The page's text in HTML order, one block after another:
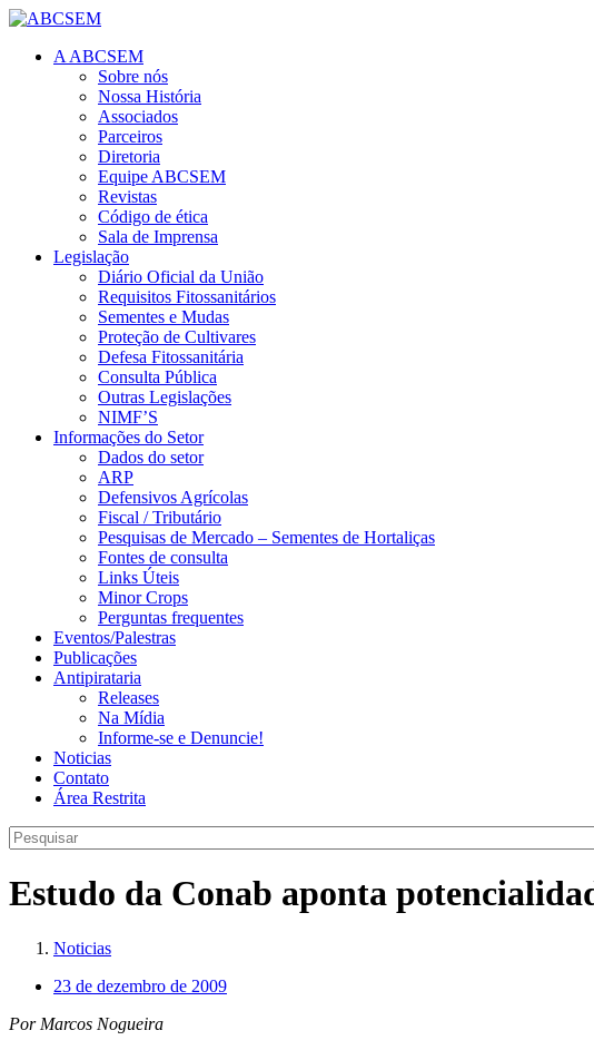
A ABCSEM
Sobre nós
Nossa História
Associados
Parceiros
Diretoria
Equipe ABCSEM
Revistas
Código de ética
Sala de Imprensa
Legislação
Diário Oficial da União
Requisitos Fitossanitários
Sementes e Mudas
Proteção de Cultivares
Defesa Fitossanitária
Consulta Pública
Outras Legislações
NIMF’S
Informações do Setor
Dados do setor
ARP
Defensivos Agrícolas
Fiscal / Tributário
Pesquisas de Mercado – Sementes de Hortaliças
Fontes de consulta
Links Úteis
Minor Crops
Perguntas frequentes
Eventos/Palestras
Publicações
Antipirataria
Releases
Na Mídia
Informe-se e Denuncie!
Noticias
Contato
Área Restrita
Estudo da Conab aponta
Noticias
23 de dezembro de 2009
Por Marcos Nogueira